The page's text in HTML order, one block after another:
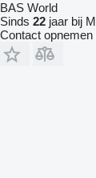
BAS World
Sinds 22 jaar bij
Contact